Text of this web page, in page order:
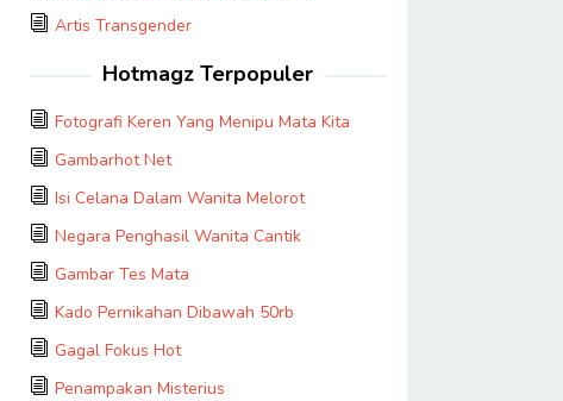
Artis Transgender
Hotmagz Terpopuler
Fotografi Keren Yang Menipu Mata Kita
Gambarhot Net
Isi Celana Dalam Wanita Melorot
Negara Penghasil Wanita Cantik
Gambar Tes Mata
Kado Pernikahan Dibawah 50rb
Gagal Fokus Hot
Penampakan Misterius